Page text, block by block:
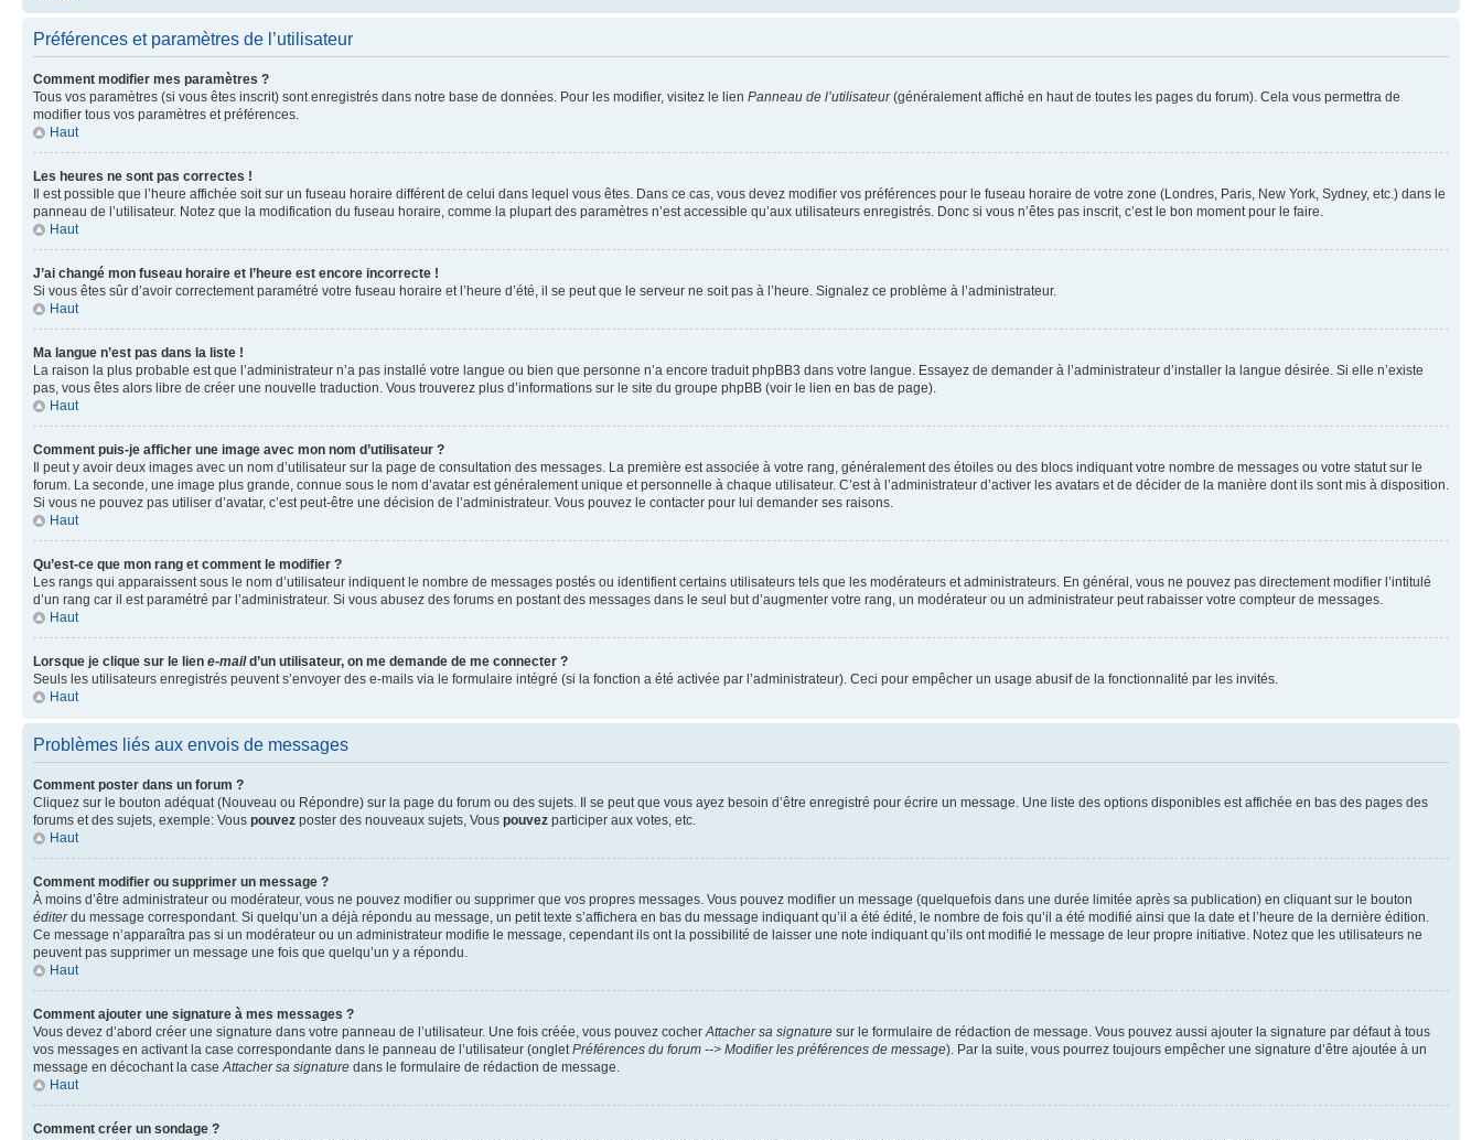
Préférences et paramètres de l’utilisateur
Comment modifier mes paramètres ?
Tous vos paramètres (si vous êtes inscrit) sont enregistrés dans notre base de données. Pour les modifier, visitez le lien Panneau de l’utilisateur(généralement affiché en haut de toutes les pages du forum). Cela vous permettra de
modifier tous vos paramètres et préférences.
Haut
Les heures ne sont pas correctes !
Il est possible que l’heure affichée soit sur un fuseau horaire différent de celui dans lequel vous êtes. Dans ce cas, vous devez modifier vos préférences pour le fuseau horaire de votre zone (Londres, Paris, New York, Sydney, etc.) dans le
panneau de l’utilisateur. Notez que la modification du fuseau horaire, comme la plupart des paramètres n’est accessible qu’aux utilisateurs enregistrés. Donc si vous n’êtes pas inscrit, c’est le bon moment pour le faire.
Haut
J’ai changé mon fuseau horaire et l’heure est encore incorrecte !
Si vous êtes sûr d’avoir correctement paramétré votre fuseau horaire et l’heure d’été, il se peut que le serveur ne soit pas à l’heure. Signalez ce problème à l’administrateur.
Haut
Ma langue n’est pas dans la liste !
La raison la plus probable est que l’administrateur n’a pas installé votre langue ou bien que personne n’a encore traduit phpBB3 dans votre langue. Essayez de demander à l’administrateur d’installer la langue désirée. Si elle n’existe
pas, vous êtes alors libre de créer une nouvelle traduction. Vous trouverez plus d’informations sur le site du groupe phpBB (voir le lien en bas de page).
Haut
Comment puis-je afficher une image avec mon nom d’utilisateur ?
Il peut y avoir deux images avec un nom d’utilisateur sur la page de consultation des messages. La première est associée à votre rang, généralement des étoiles ou des blocs indiquant votre nombre de messages ou votre statut sur le
forum. La seconde, une image plus grande, connue sous le nom d’avatar est généralement unique et personnelle à chaque utilisateur. C’est à l’administrateur d’activer les avatars et de décider de la manière dont ils sont mis à disposition.
Si vous ne pouvez pas utiliser d’avatar, c’est peut-être une décision de l’administrateur. Vous pouvez le contacter pour lui demander ses raisons.
Haut
Qu’est-ce que mon rang et comment le modifier ?
Les rangs qui apparaissent sous le nom d’utilisateur indiquent le nombre de messages postés ou identifient certains utilisateurs tels que les modérateurs et administrateurs. En général, vous ne pouvez pas directement modifier l’intitulé
d’un rang car il est paramétré par l’administrateur. Si vous abusez des forums en postant des messages dans le seul but d’augmenter votre rang, un modérateur ou un administrateur peut rabaisser votre compteur de messages.
Haut
Lorsque je clique sur le lien e-maild’un utilisateur, on me demande de me connecter ?
Seuls les utilisateurs enregistrés peuvent s’envoyer des e-mails via le formulaire intégré (si la fonction a été activée par l’administrateur). Ceci pour empêcher un usage abusif de la fonctionnalité par les invités.
Haut
Problèmes liés aux envois de messages
Comment poster dans un forum ?
Cliquez sur le bouton adéquat (Nouveau ou Répondre) sur la page du forum ou des sujets. Il se peut que vous ayez besoin d’être enregistré pour écrire un message. Une liste des options disponibles est affichée en bas des pages des
forums et des sujets, exemple: Vous pouvez poster des nouveaux sujets, Vous pouvez participer aux votes, etc.
Haut
Comment modifier ou supprimer un message ?
À moins d’être administrateur ou modérateur, vous ne pouvez modifier ou supprimer que vos propres messages. Vous pouvez modifier un message (quelquefois dans une durée limitée après sa publication) en cliquant sur le bouton
éditerdu message correspondant. Si quelqu’un a déjà répondu au message, un petit texte s’affichera en bas du message indiquant qu’il a été édité, le nombre de fois qu’il a été modifié ainsi que la date et l’heure de la dernière édition.
Ce message n’apparaîtra pas si un modérateur ou un administrateur modifie le message, cependant ils ont la possibilité de laisser une note indiquant qu’ils ont modifié le message de leur propre initiative. Notez que les utilisateurs ne
peuvent pas supprimer un message une fois que quelqu’un y a répondu.
Haut
Comment ajouter une signature à mes messages ?
Vous devez d’abord créer une signature dans votre panneau de l’utilisateur. Une fois créée, vous pouvez cocher Attacher sa signature sur le formulaire de rédaction de message. Vous pouvez aussi ajouter la signature par défaut à tous
vos messages en activant la case correspondante dans le panneau de l’utilisateur (onglet Préférences du forum --> Modifier les préférences de message). Par la suite, vous pourrez toujours empêcher une signature d’être ajoutée à un
message en décochant la case Attacher sa signature dans le formulaire de rédaction de message.
Haut
Comment créer un sondage ?